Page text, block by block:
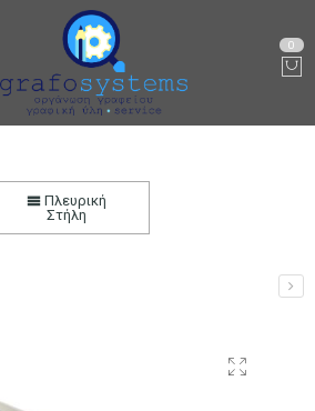
0
Καλώδια
Πλευρική
Στήλη